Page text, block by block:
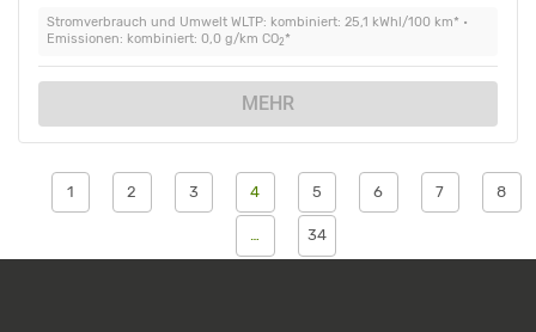
Stromverbrauch und Umwelt WLTP: kombiniert: 25,1 kWhl/100 km* •
Emissionen: kombiniert: 0,0 g/km CO2*
MEHR
1 2 3 4 5 6 7 8
… 34